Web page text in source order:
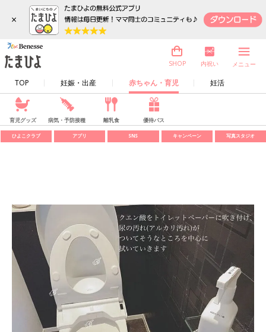
×
TOP 妊娠・出産 赤ちゃん・育児 妊活
SHOP 内祝い メニュー
育児グッズ 病気・予防接種 離乳食 優待パス
ひよこクラブ アプリ SNS キャンペーン 写真スタジオ